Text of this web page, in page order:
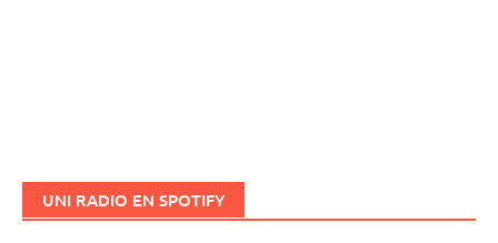
UNI RADIO EN SPOTIFY